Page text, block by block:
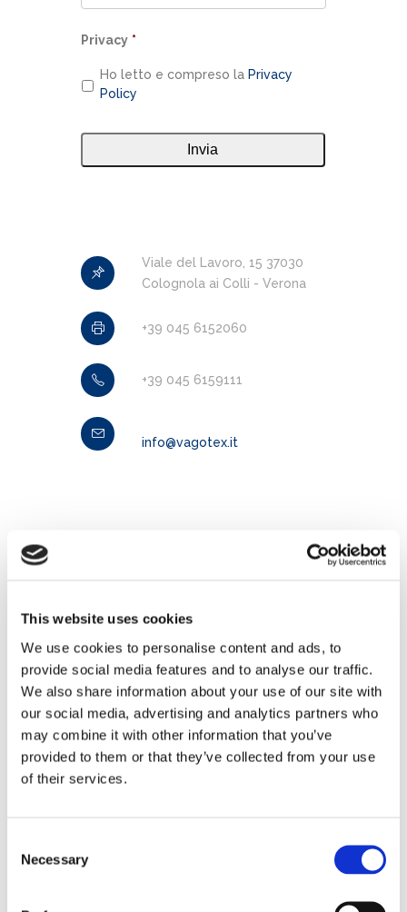
This website uses cookies
We use cookies to personalise content and ads, to
provide social media features and to analyse our traffic.
We also share information about your use of our site with
our social media, advertising and analytics partners who
may combine it with other information that you’ve
provided to them or that they’ve collected from your use
of their services.
Selection
Necessary
Privacy *
Ho letto e compreso la Privacy
Policy
Viale del Lavoro, 15 37030
Colognola ai Colli - Verona
+39 045 6152060
+39 045 6159111
info@vagotex.it
ELENA GRISOTTO
Active Sports
elena.grisotto@vagotex.it